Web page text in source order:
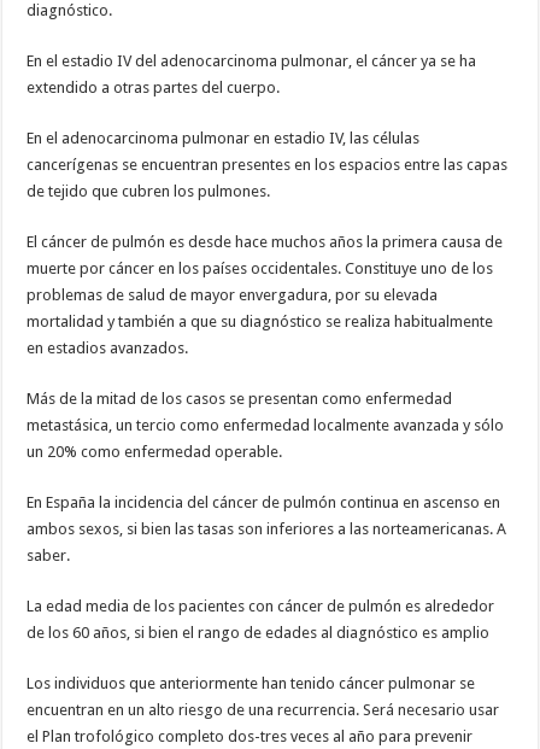
diagnóstico.
En el estadio IV del adenocarcinoma pulmonar, el cáncer ya se ha
extendido a otras partes del cuerpo.
En el adenocarcinoma pulmonar en estadio IV, las células
cancerígenas se encuentran presentes en los espacios entre las capas
de tejido que cubren los pulmones.
El cáncer de pulmón es desde hace muchos años la primera causa de
muerte por cáncer en los países occidentales. Constituye uno de los
problemas de salud de mayor envergadura, por su elevada
mortalidad y también a que su diagnóstico se realiza habitualmente
en estadios avanzados.
Más de la mitad de los casos se presentan como enfermedad
metastásica, un tercio como enfermedad localmente avanzada y sólo
un 20% como enfermedad operable.
En España la incidencia del cáncer de pulmón continua en ascenso en
ambos sexos, si bien las tasas son inferiores a las norteamericanas. A
saber.
La edad media de los pacientes con cáncer de pulmón es alrededor
de los 60 años, si bien el rango de edades al diagnóstico es amplio
Los individuos que anteriormente han tenido cáncer pulmonar se
encuentran en un alto riesgo de una recurrencia. Será necesario usar
el Plan trofológico completo dos-tres veces al año para prevenir